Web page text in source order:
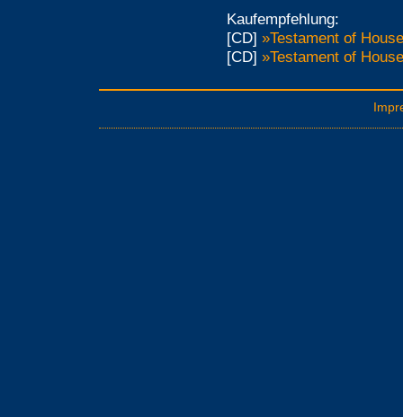
Kaufempfehlung:
[CD] »Testament of
[CD] »Testament of